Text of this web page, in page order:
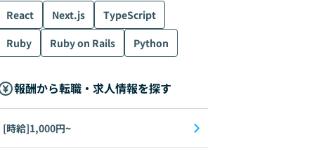
React Next.js
TypeScript
Ruby
Ruby on Rails Python
報酬から転職・求人情報を探す
[時給]1,000円~